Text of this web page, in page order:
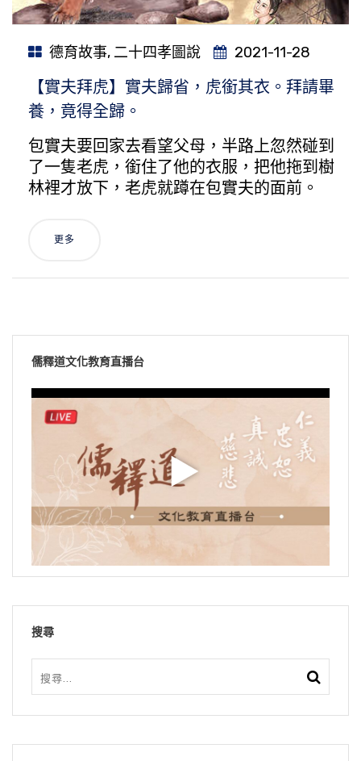
德育故事, 二十四孝圖說 2021-11-28
【實夫拜虎】實夫歸省，虎銜其衣。拜請畢
養，竟得全歸。
包實夫要回家去看望父母，半路上忽然碰到
了一隻老虎，銜住了他的衣服，把他拖到樹
林裡才放下，老虎就蹲在包實夫的面前。
更多
儒釋道文化教育直播台
搜尋